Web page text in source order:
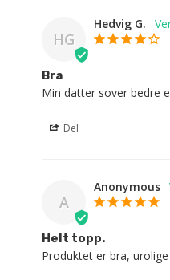
HG
Hedvig G.
Bra
Min datter sover bedre
Del
A
Anonymous
Helt topp.
Produktet er bra,